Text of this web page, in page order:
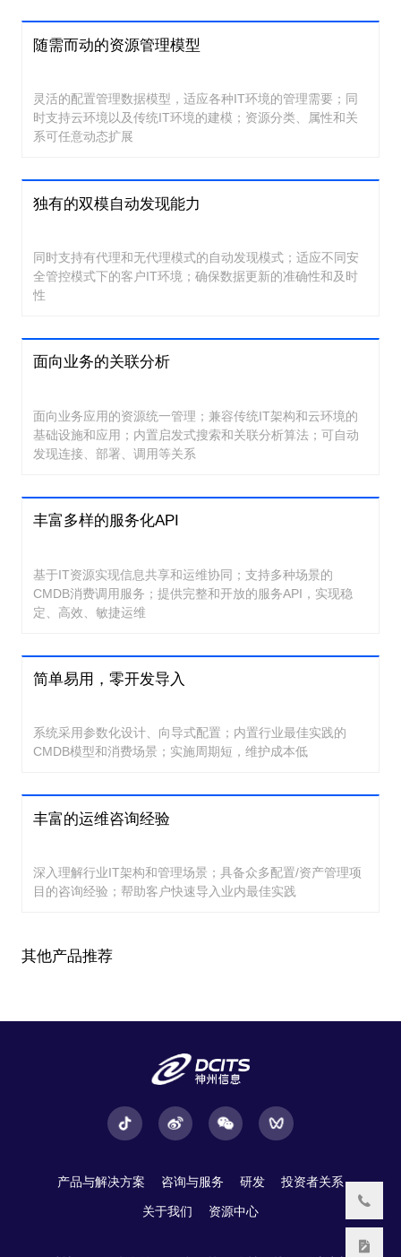
随需而动的资源管理模型
灵活的配置管理数据模型，适应各种IT环境的管理需要；同
时支持云环境以及传统IT环境的建模；资源分类、属性和关
系可任意动态扩展
独有的双模自动发现能力
同时支持有代理和无代理模式的自动发现模式；适应不同安
全管控模式下的客户IT环境；确保数据更新的准确性和及时
性
面向业务的关联分析
面向业务应用的资源统一管理；兼容传统IT架构和云环境的
基础设施和应用；内置启发式搜索和关联分析算法；可自动
发现连接、部署、调用等关系
丰富多样的服务化API
基于IT资源实现信息共享和运维协同；支持多种场景的
CMDB消费调用服务；提供完整和开放的服务API，实现稳
定、高效、敏捷运维
简单易用，零开发导入
系统采用参数化设计、向导式配置；内置行业最佳实践的
CMDB模型和消费场景；实施周期短，维护成本低
丰富的运维咨询经验
深入理解行业IT架构和管理场景；具备众多配置/资产管理项
目的咨询经验；帮助客户快速导入业内最佳实践
其他产品推荐
产品与解决方案 咨询与服务 研发 投资者关系
关于我们 资源中心